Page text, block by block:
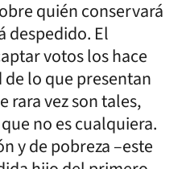
quién conservará
despedido. El
votos los hace
lo que presentan
rara vez son tales,
no es cualquiera.
y de pobreza –este